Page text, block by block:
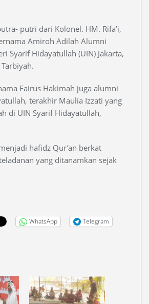
putri dari Kolonel. HM. Rifa’i,
Amiroh Adilah Alumni
Syarif Hidayatullah (UIN) Jakarta,
Fairus Hakimah juga alumni
terakhir Maulia Izzati yang
di UIN Syarif Hidayatullah,
hafidz Qur’an berkat
yang ditanamkan sejak
WhatsApp Telegram